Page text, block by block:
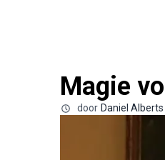
Magie
door Daniel Alberts